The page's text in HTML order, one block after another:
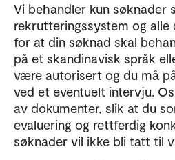
Vi behandler kun søknader
rekrutteringssystem og
for at din søknad skal
på et skandinavisk språk
være autorisert og du må
ved et eventuelt intervju.
av dokumenter, slik at du
evaluering og rettferdig
søknader vil ikke bli tatt til